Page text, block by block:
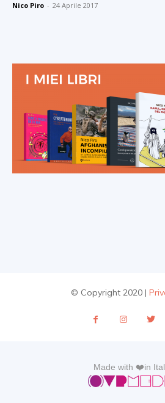
Nico Piro - 24 Aprile 2017
© Copyright 2020 |
Made with ❤️in